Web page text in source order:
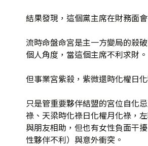
結果發現，這個黨主席在財務面會
流時命盤命宮是主一方變局的殺
個人角度，當這個主席不利求財。
但事業宮紫殺，紫微還時化權日
只是管重要夥伴結盟的宮位自化
祿、天梁時化祿日化權月化祿，
與朋友相助，但也有女性負面干
性夥伴不利）與意外衝突。